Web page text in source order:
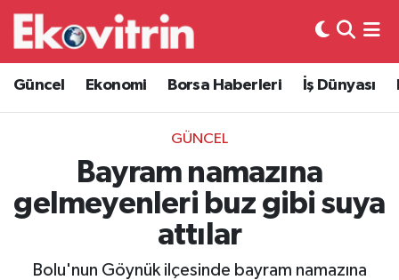
Güncel Ekonomi Borsa Haberleri İş Dünyası
GÜNCEL
Bayram namazına
gelmeyenleri buz gibi suya
attılar
Bolu'nun Göynük ilçesinde bayram namazına
Güncel
Ekonomi
Borsa Haberleri
İş Dünyası
Hava Durumu
Trafik Durumu
Süper Lig Puan Durumu ve Fikstür
Tüm Manşetler
Son Dakika Haberleri